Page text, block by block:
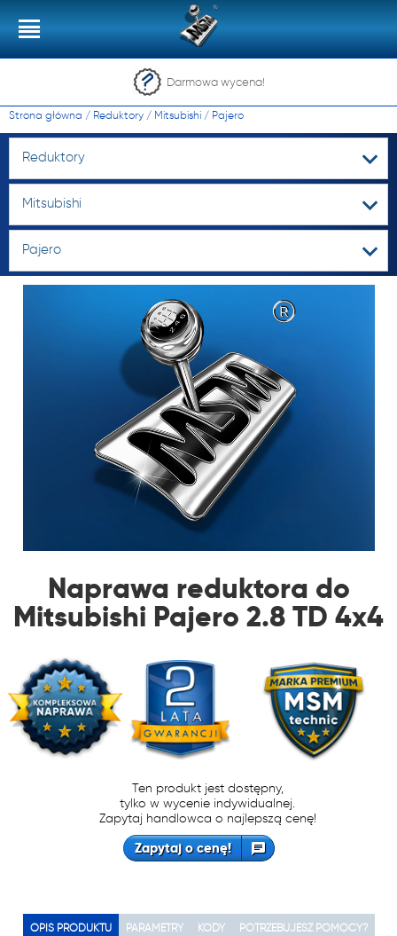
Darmowa wycena!
Strona główna / Reduktory / Mitsubishi / Pajero
Reduktory
Mitsubishi
Pajero
Naprawa reduktora do
Mitsubishi Pajero 2.8 TD 4x4
Ten produkt jest dostępny,
tylko w wycenie indywidualnej.
Zapytaj handlowca o najlepszą cenę!
Zapytaj o cenę!
OPIS PRODUKTU PARAMETRY KODY POTRZEBUJESZ POMOCY?